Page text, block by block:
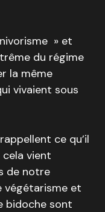
» et
du régime
la même
vivaient sous
ce qu’il
vient
de notre
végétarisme et
bidoche sont